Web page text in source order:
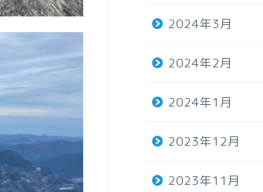
2024年3月
2024年2月
2024年1月
2023年12月
2023年11月